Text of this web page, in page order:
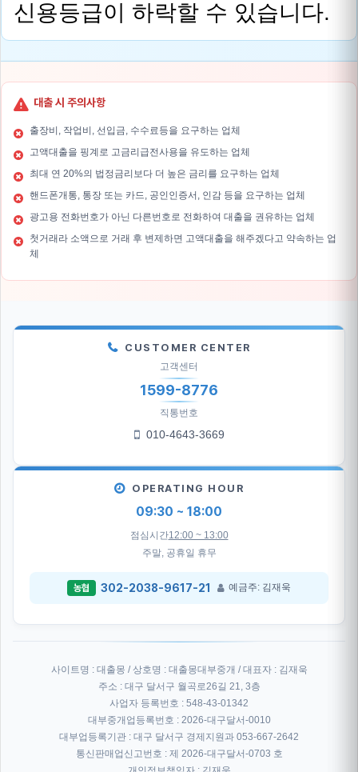
신용등급이 하락할 수 있습니다.
대출 시 주의사항
출장비, 작업비, 선입금, 수수료등을 요구하는 업체
고액대출을 핑계로 고금리급전사용을 유도하는 업체
최대 연 20%의 법정금리보다 더 높은 금리를 요구하는 업체
핸드폰개통, 통장 또는 카드, 공인인증서, 인감 등을 요구하는 업체
광고용 전화번호가 아닌 다른번호로 전화하여 대출을 권유하는 업체
첫거래라 소액으로 거래 후 변제하면 고액대출을 해주겠다고 약속하는 업
체
CUSTOMER CENTER
고객센터
1599-8776
직통번호
010-4643-3669
OPERATING HOUR
09:30 ~ 18:00
점심시간12:00 ~ 13:00
주말, 공휴일 휴무
농협 302-2038-9617-21 예금주: 김재욱
사이트명 : 대출몽 / 상호명 : 대출몽대부중개 / 대표자 : 김재욱
주소 : 대구 달서구 월곡로26길 21, 3층
사업자 등록번호 : 548-43-01342
대부중개업등록번호 : 2026-대구달서-0010
대부업등록기관 : 대구 달서구 경제지원과 053-667-2642
통신판매업신고번호 : 제 2026-대구달서-0703 호